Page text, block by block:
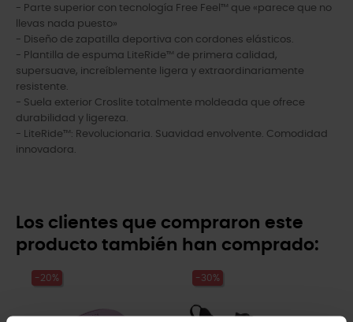
- Parte superior con tecnología Free Feel™ que «parece que no
llevas nada puesto»
- Diseño de zapatilla deportiva con cordones elásticos.
- Plantilla de espuma LiteRide™ de primera calidad,
supersuave, increíblemente ligera y extraordinariamente
resistente.
- Suela exterior Croslite totalmente moldeada que ofrece
durabilidad y ligereza.
- LiteRide™: Revolucionaria. Suavidad envolvente. Comodidad
innovadora.
Los clientes que compraron este
producto también han comprado:
-20% -30%